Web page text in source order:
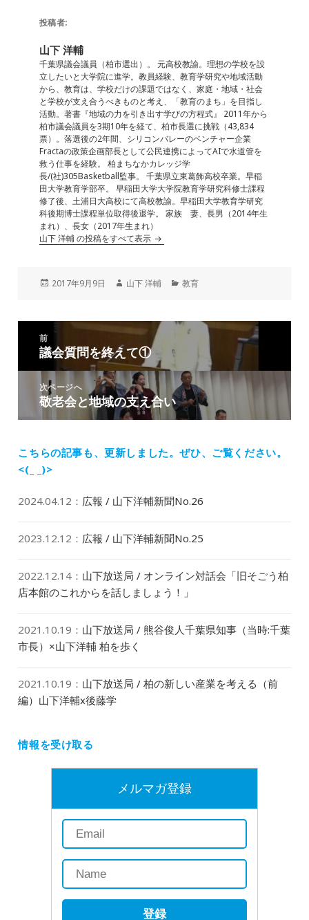
e
b
o
o
k
n
投稿者:
山下 洋輔
千葉県議会議員（柏市選出）。 元高校教諭。理想の学校を設
立したいと大学院に進学。教員経験、教育学研究や地域活動
から、教育は、学校だけの課題ではなく、家庭・地域・社会
と学校が支え合うべきものと考え、「教育のまち」を目指し
活動。著書『地域の力を引き出す学びの方程式』 2011年から
柏市議会議員を3期10年を経て、柏市長選に挑戦（43,834
票）。落選後の2年間、シリコンバレーのベンチャー企業
Fractaの政策企画部長として公民連携によってAIで水道管を
救う仕事を経験。 柏まちなかカレッジ学
長/(社)305Basketball監事。 千葉県立東葛飾高校卒業。早稲
田大学教育学部卒。 早稲田大学大学院教育学研究科修士課程
修了後、土浦日大高校にて高校教諭。早稲田大学教育学研究
科後期博士課程単位取得後退学。 家族 妻、長男（2014年生
まれ）、長女（2017年生まれ）
山下 洋輔 の投稿をすべて表示
投
2017年9月9日
作
山下 洋輔
カ
リ
ー
教育
ン
前
前
の
投
稿:
議会質問を終えて①
次ページへ
次
の
稿:
敬老会と地域の支え合い
こちらの記事も、更新しました。ぜひ、ご覧ください。
<(_ _)>
2024.04.12 ： 広報 / 山下洋輔新聞No.26
2023.12.12 ： 広報 / 山下洋輔新聞No.25
2022.12.14 ： 山下放送局 / オンライン対話会「旧そごう柏
店本館のこれからを話しましょう！」
2021.10.19 ： 山下放送局 / 熊谷俊人千葉県知事（当時:千葉
市長）×山下洋輔 柏を歩く
2021.10.19 ： 山下放送局 / 柏の新しい産業を考える（前
編）山下洋輔x後藤学
情報を受け取る
メルマガ登録
登録